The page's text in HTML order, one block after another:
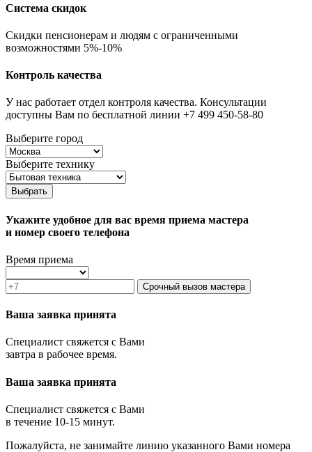
Система скидок
Скидки пенсионерам и людям с ограниченными
возможностями 5%-10%
Контроль качества
У нас работает отдел контроля качества. Консультации
доступны Вам по бесплатной линии +7 499 450-58-80
Выберите город
Выберите технику
Выбрать
Укажите удобное для вас время приема мастера
и номер своего телефона
Время приема
Срочный вызов мастера
Ваша заявка принята
Специалист свяжется с Вами
завтра в рабочее время.
Ваша заявка принята
Специалист свяжется с Вами
в течение 10-15 минут.
Пожалуйста, не занимайте линию указанного Вами номера